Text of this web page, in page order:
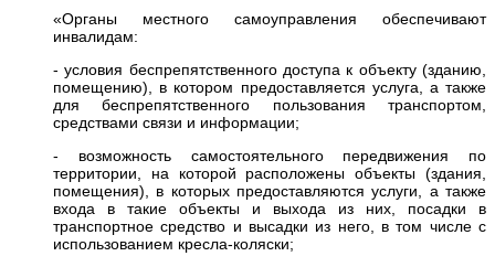
«Органы местного самоуправления обеспечивают
инвалидам:
- условия беспрепятственного доступа к объекту (зданию,
помещению), в котором предоставляется услуга, а также
для беспрепятственного пользования транспортом,
средствами связи и информации;
- возможность самостоятельного передвижения по
территории, на которой расположены объекты (здания,
помещения), в которых предоставляются услуги, а также
входа в такие объекты и выхода из них, посадки в
транспортное средство и высадки из него, в том числе с
использованием кресла-коляски;